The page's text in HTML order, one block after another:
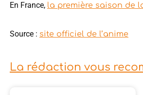
En France, la première saison de
Source : site officiel de l’anime
La rédaction vous